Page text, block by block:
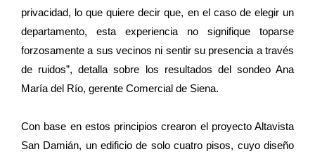
privacidad, lo que quiere decir que, en el caso de elegir un
departamento, esta experiencia no signifique toparse
forzosamente a sus vecinos ni sentir su presencia a través
de ruidos”, detalla sobre los resultados del sondeo Ana
María del Río, gerente Comercial de Siena.
Con base en estos principios crearon el proyecto Altavista
San Damián, un edificio de solo cuatro pisos, cuyo diseño